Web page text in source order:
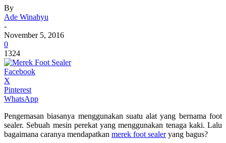
By
Ade Winahyu
-
November 5, 2016
0
1324
Facebook
X
Pinterest
WhatsApp
Pengemasan biasanya menggunakan suatu alat yang bernama foot
sealer. Sebuah mesin perekat yang menggunakan tenaga kaki. Lalu
bagaimana caranya mendapatkan merek foot sealeryang bagus?